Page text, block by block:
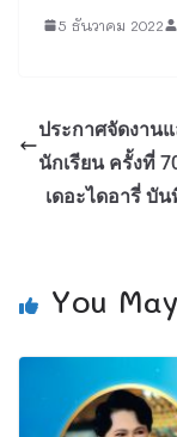
5 ธันวาคม 2022
ประกาศจัดงาน
นักเรียน ครั้งที่
เดอะไดอารี่ บั
You